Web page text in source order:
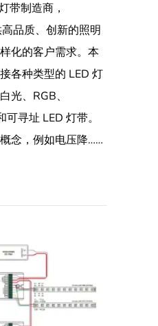
LED
灯
色
的
终
带制造商，
品质、创新的照明
化的客户需求。本
各种类型的 LED 灯
光、RGB、
寻址 LED 灯带。
念，例如电压降……